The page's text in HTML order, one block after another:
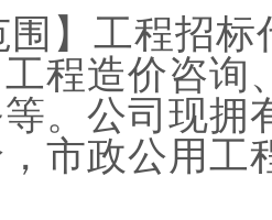
围】工程招
程造价咨询
。 公司现拥
， 市政公用工